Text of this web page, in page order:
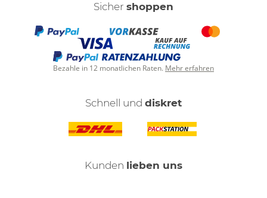
Sicher shoppen
Bezahle in 12 monatlichen Raten. Mehr erfahren
Schnell und diskret
Kunden lieben uns